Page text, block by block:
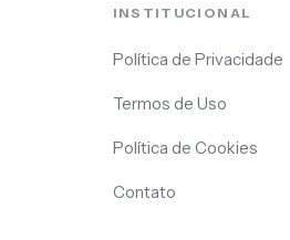
INSTITUCIONAL
Política de Privacidade
Termos de Uso
Política de Cookies
Contato